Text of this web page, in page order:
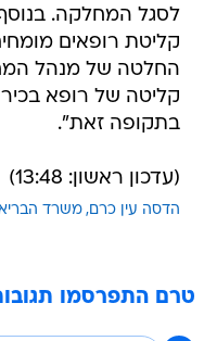
לסגל המחלקה.
קליטת רופאים
החלטה של מנהל
קליטה של רופא
בתקופה זאת".
(עדכון ראשון: 13:48)
הדסה עין כרם משרד
טרם התפרסמו